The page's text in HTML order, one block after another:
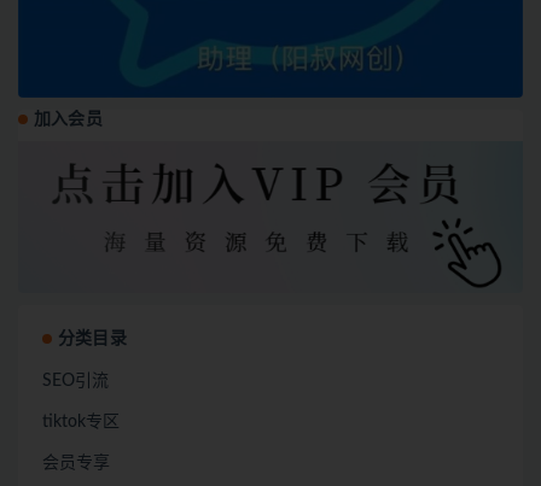
加入会员
分类目录
SEO引流
tiktok专区
会员专享